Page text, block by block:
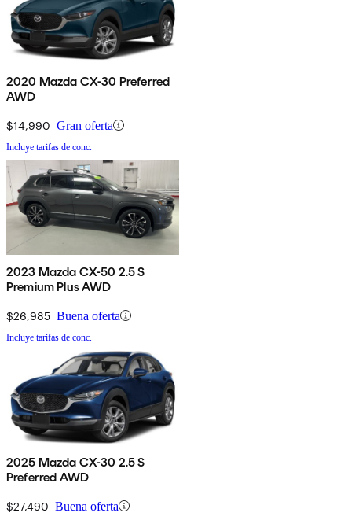
2020 Mazda CX-30 Preferred
AWD
$14,990 Gran oferta
Incluye tarifas de conc.
2023 Mazda CX-50 2.5 S
Premium Plus AWD
$26,985 Buena oferta
Incluye tarifas de conc.
2025 Mazda CX-30 2.5 S
Preferred AWD
$27,490 Buena oferta